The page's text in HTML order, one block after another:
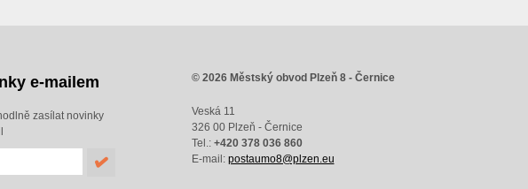
e-mailem
zasílat novinky
© 2026 Městský obvod Plzeň 8 - Černice
Veská 11
326 00 Plzeň - Černice
Tel.: +420 378 036 860
E-mail: postaumo8@plzen.eu